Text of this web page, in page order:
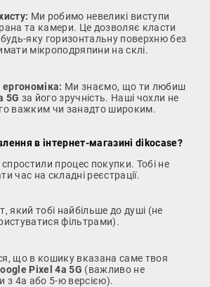
Ми робимо невеликі виступи
та камери. Це дозволяє класти
яку горизонтальну поверхню без
мікроподряпини на склі.
ергономіка: Ми знаємо, що ти любиш
5G за його зручність. Наші чохли не
важким чи занадто широким.
в інтернет-магазині dikocase?
процес покупки. Тобі не
час на складні реєстрації.
який тобі найбільше до душі (не
фільтрами).
що в кошику вказана саме твоя
Pixel 4a 5G (важливо не
з 4a або 5-ю версією).